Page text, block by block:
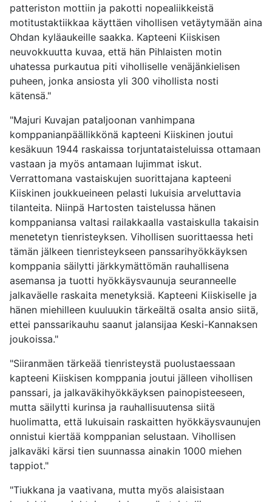
patteriston mottiin ja pakotti nopealiikkeistä
motitustaktiikkaa käyttäen vihollisen vetäytymään aina
Ohdan kyläaukeille saakka. Kapteeni Kiiskisen
neuvokkuutta kuvaa, että hän Pihlaisten motin
uhatessa purkautua piti viholliselle venäjänkielisen
puheen, jonka ansiosta yli 300 vihollista nosti
kätensä."
"Majuri Kuvajan pataljoonan vanhimpana
komppanianpäällikkönä kapteeni Kiiskinen joutui
kesäkuun 1944 raskaissa torjuntataisteluissa ottamaan
vastaan ja myös antamaan lujimmat iskut.
Verrattomana vastaiskujen suorittajana kapteeni
Kiiskinen joukkueineen pelasti lukuisia arveluttavia
tilanteita. Niinpä Hartosten taistelussa hänen
komppaniansa valtasi railakkaalla vastaiskulla takaisin
menetetyn tienristeyksen. Vihollisen suorittaessa heti
tämän jälkeen tienristeykseen panssarihyökkäyksen
komppania säilytti järkkymättömän rauhallisena
asemansa ja tuotti hyökkäysvaunuja seuranneelle
jalkaväelle raskaita menetyksiä. Kapteeni Kiiskiselle ja
hänen miehilleen kuuluukin tärkeältä osalta ansio siitä,
ettei panssarikauhu saanut jalansijaa Keski-Kannaksen
joukoissa."
"Siiranmäen tärkeää tienristeystä puolustaessaan
kapteeni Kiiskisen komppania joutui jälleen vihollisen
panssari, ja jalkaväkihyökkäyksen painopisteeseen,
mutta säilytti kurinsa ja rauhallisuutensa siitä
huolimatta, että lukuisain raskaitten hyökkäysvaunujen
onnistui kiertää komppanian selustaan. Vihollisen
jalkaväki kärsi tien suunnassa ainakin 1000 miehen
tappiot."
"Tiukkana ja vaativana, mutta myös alaisistaan